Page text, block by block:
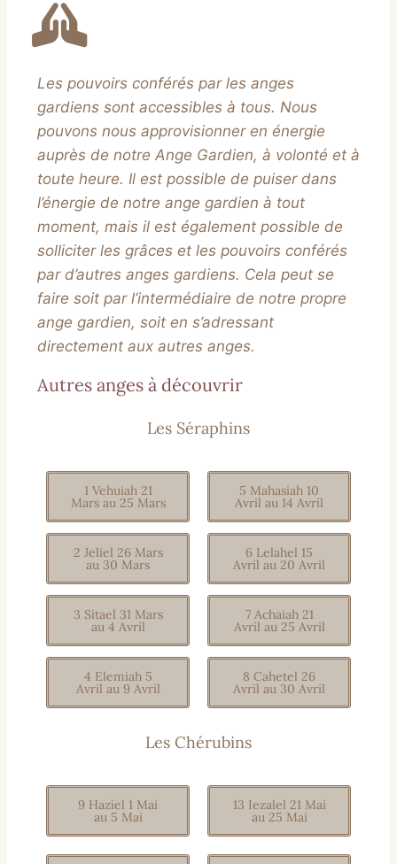
Les pouvoirs conférés par les anges
gardiens sont accessibles à tous. Nous
pouvons nous approvisionner en énergie
auprès de notre Ange Gardien, à volonté et à
toute heure. Il est possible de puiser dans
l’énergie de notre ange gardien à tout
moment, mais il est également possible de
solliciter les grâces et les pouvoirs conférés
par d’autres anges gardiens. Cela peut se
faire soit par l’intermédiaire de notre propre
ange gardien, soit en s’adressant
directement aux autres anges.
Autres anges à découvrir
Les Séraphins
1 Vehuiah 21
Mars au 25 Mars
2 Jeliel 26 Mars
au 30 Mars
3 Sitael 31 Mars
au 4 Avril
4 Elemiah 5
Avril au 9 Avril
5 Mahasiah 10
Avril au 14 Avril
6 Lelahel 15
Avril au 20 Avril
7 Achaiah 21
Avril au 25 Avril
8 Cahetel 26
Avril au 30 Avril
Les Chérubins
9 Haziel 1 Mai
au 5 Mai
13 Iezalel 21 Mai
au 25 Mai